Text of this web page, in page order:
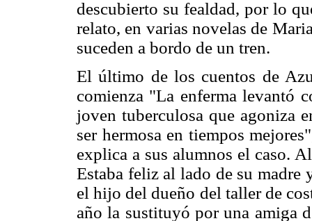
descubierto su fealdad, por lo
relato, en varias novelas de
suceden a bordo de un tren.
El último de los cuentos de
comienza "La enferma levantó
joven tuberculosa que agoniza
ser hermosa en tiempos
explica a sus alumnos el caso.
Estaba feliz al lado de su
el hijo del dueño del taller de
año la sustituyó por una amiga